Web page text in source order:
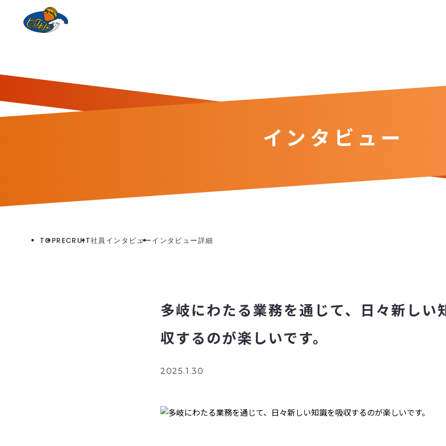
インタビュー
TOPRECRUIT社員インタビューインタビュー詳細
多岐にわたる業務を通じて、日々新しい
収するのが楽しいです。
2025.1.30